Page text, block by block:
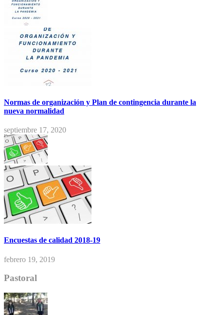
Normas de organización y Plan de contingencia durante la
nueva normalidad
septiembre 17, 2020
Encuestas de calidad 2018-19
febrero 19, 2019
Pastoral